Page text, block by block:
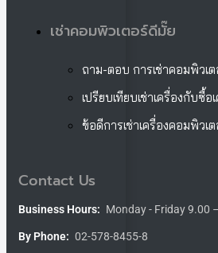
เช่าคอมพิวเตอร์ดีมั๊ย
ถาม-ตอบ การเช่าคอมพิวเ
เปรียบเทียบเช่าเครื่องกับซื้
ข้อดีการเช่าเครื่องคอมพิวเ
Contact Us
Business Hours: Monday - Friday 9.00
By Phone: 02-578-8455-8